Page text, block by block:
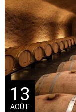
13
AOÛT